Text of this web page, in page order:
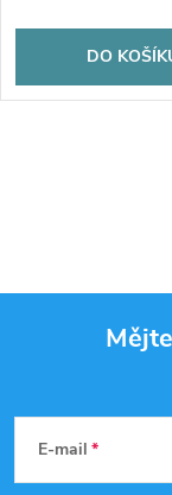
DO
E-mail